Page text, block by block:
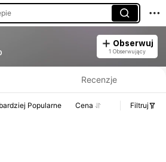
Obserwuj
1 Obserwujący
Recenzje
Popularne Cena Filtruj